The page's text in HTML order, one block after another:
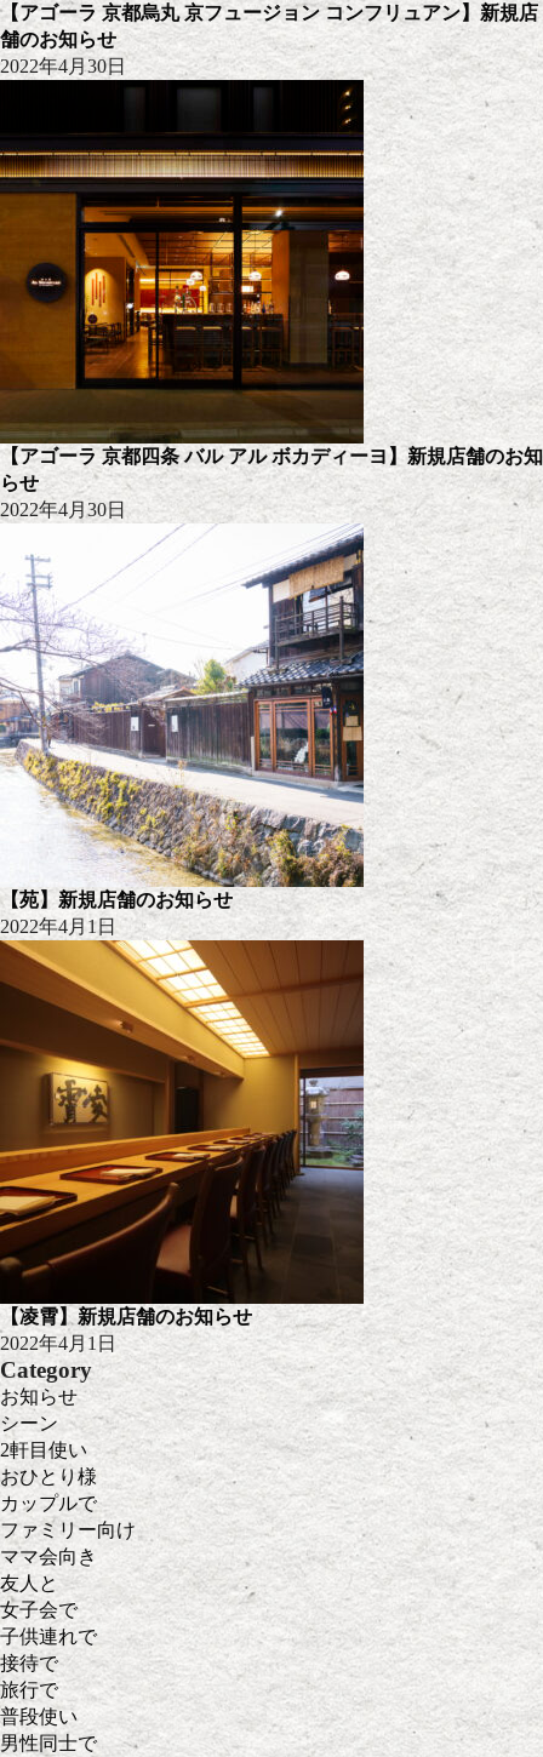
【アゴーラ 京都烏丸 京フュージョン コンフリュアン】新規店
舗のお知らせ
2022年4月30日
【アゴーラ 京都四条 バル アル ボカディーヨ】新規店舗のお知
らせ
2022年4月30日
【苑】新規店舗のお知らせ
2022年4月1日
【凌霄】新規店舗のお知らせ
2022年4月1日
Category
お知らせ
シーン
2軒目使い
おひとり様
カップルで
ファミリー向け
ママ会向き
友人と
女子会で
子供連れで
接待で
旅行で
普段使い
男性同士で